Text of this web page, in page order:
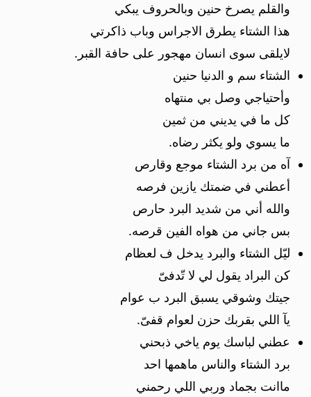
والقلم يصرخ حنين وبالحروف يبكي
هذا الشتاء يطرق الاجراس وباب ذاكرتي
لايلقى سوى انسان مهجور على حافة القبر.
الشتاء سم و الدنيا حنين
وأحتياجي وصل بي منتهاه
كل ما في يديني من ثمين
ما يسوي ولو يكثر رضاه.
آه من برد الشتاء موجع وقارص
أعطني في ضمتك يازين فرصه
والله أني من شديد البرد حارص
بس جاني من هواه الفين قرصه.
ليّل الشتاء والبرد يدخل ف لعظام
كن البراد يقول لي لا تّدفىّ
جيتك وشوقي يسبق البرد ب عوام
يآ اللي بقربك حزن لعوام قفىّ.
عطني لباسك يوم ياخي ذبحني
برد الشتاء والناس ماهمها احد
ماانت بجماد وربي اللي رحمني